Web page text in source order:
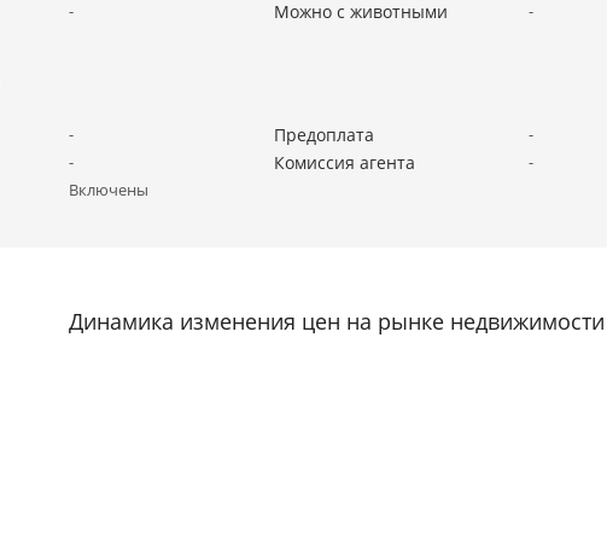
- Можно с животными -
-
-
Включены
Предоплата -
Комиссия агента -
Динамика изменения цен на рынке недвижимости